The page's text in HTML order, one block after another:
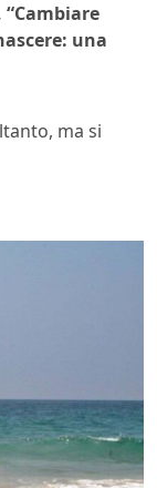
una
ma si